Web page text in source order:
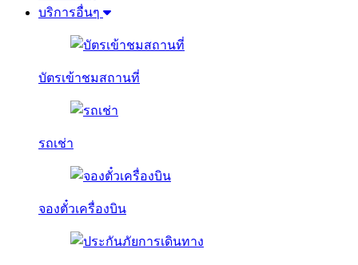
บริการอื่นๆ
บัตรเข้าชมสถานที่
รถเช่า
จองตั๋วเครื่องบิน